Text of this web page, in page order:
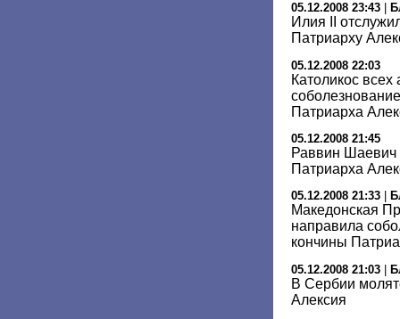
05.12.2008 23:43
Илия II
Патриарху
05.12.2008 22:03
Католикос
Патриарха
05.12.2008 21:45
Раввин Шаевич
Патриарха
05.12.2008 21:33
Македонская
направила
кончины
05.12.2008 21:03
В Сербии
Алексия